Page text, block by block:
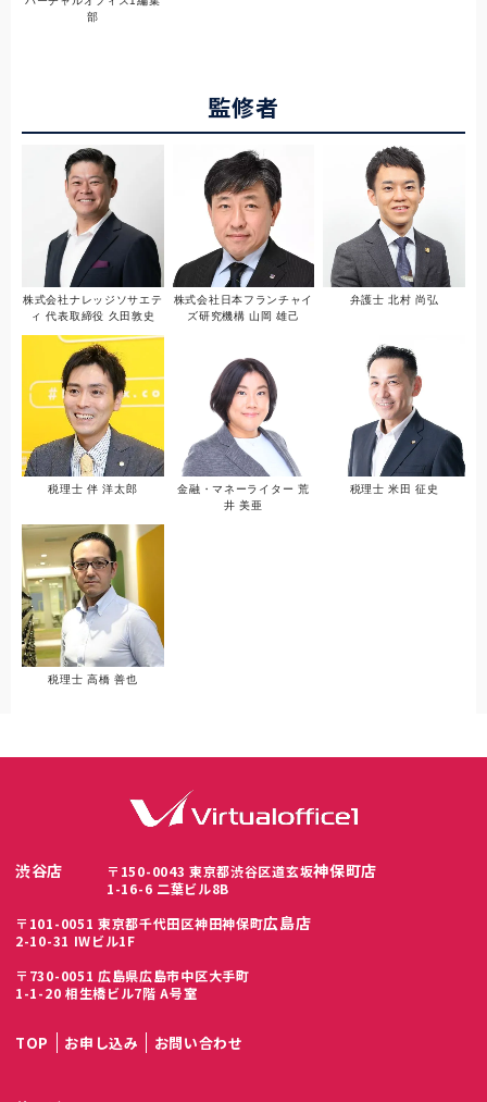
部
監修者
株式会社ナレッジソサエテ
ィ 代表取締役 久田敦史
株式会社日本フランチャイ
ズ研究機構 山岡 雄己
弁護士 北村 尚弘
税理士 伴 洋太郎
金融・マネーライター 荒
井 美亜
税理士 米田 征史
税理士 高橋 善也
渋谷店
〒150-0043 東京都渋谷区道玄坂
1-16-6 二葉ビル8B
神保町店
〒101-0051 東京都千代田区神田神保町
2-10-31 IWビル1F
広島店
〒730-0051 広島県広島市中区大手町
1-1-20 相生橋ビル7階 A号室
TOP お申し込み お問い合わせ